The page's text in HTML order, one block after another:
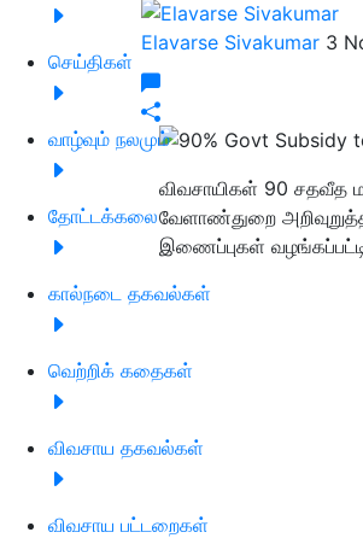
செய்திகள்
வாழ்வும் நலமும்
தோட்டக்கலை
கால்நடை தகவல்கள்
வெற்றிக் கதைகள்
விவசாய தகவல்கள்
விவசாய பட்டறைகள்
Elavarse Sivakumar 3
விவசாயிகள் 90 சதவீத
வேளாண்துறை
இணைப்புகள்